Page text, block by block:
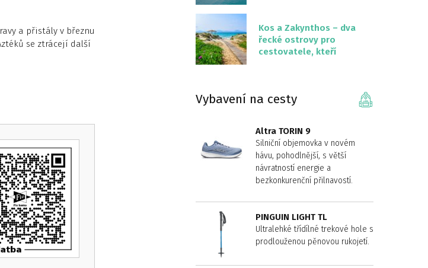
a přistály v březnu
se ztrácejí další
Kos a Zakynthos – dva
řecké ostrovy pro
cestovatele, kteří
Vybavení na cesty
Altra TORIN 9
Silniční objemovka v novém
hávu, pohodlnější, s větší
návratností energie a
bezkonkurenční přilnavostí.
PINGUIN LIGHT TL
Ultralehké třídílné trekové hole s
prodlouženou pěnovou rukojetí.